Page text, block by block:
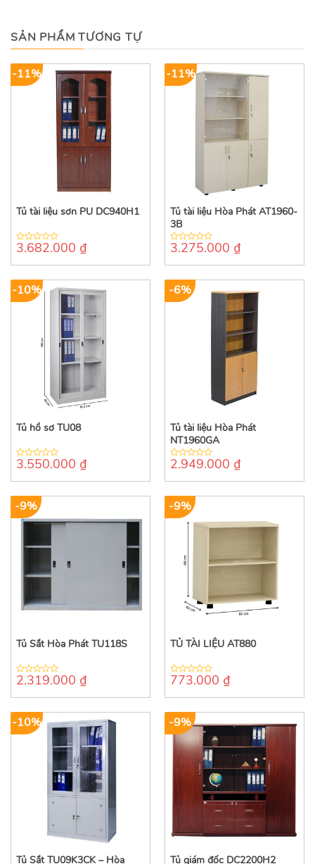
SẢN PHẨM TƯƠNG TỰ
-11%
Tủ tài liệu sơn PU DC940H1
0
of
3.682.000 ₫
-11%
Tủ tài liệu Hòa Phát AT1960-
3B
0
of
3.275.000 ₫
-10%
Tủ hồ sơ TU08
0
of
3.550.000 ₫
-6%
Tủ tài liệu Hòa Phát
NT1960GA
0
of
2.949.000 ₫
-9%
Tủ Sắt Hòa Phát TU118S
0
of
2.319.000 ₫
-9%
TỦ TÀI LIỆU AT880
0
of
773.000 ₫
-10%
Tủ Sắt TU09K3CK – Hòa
-9%
Tủ giám đốc DC2200H2